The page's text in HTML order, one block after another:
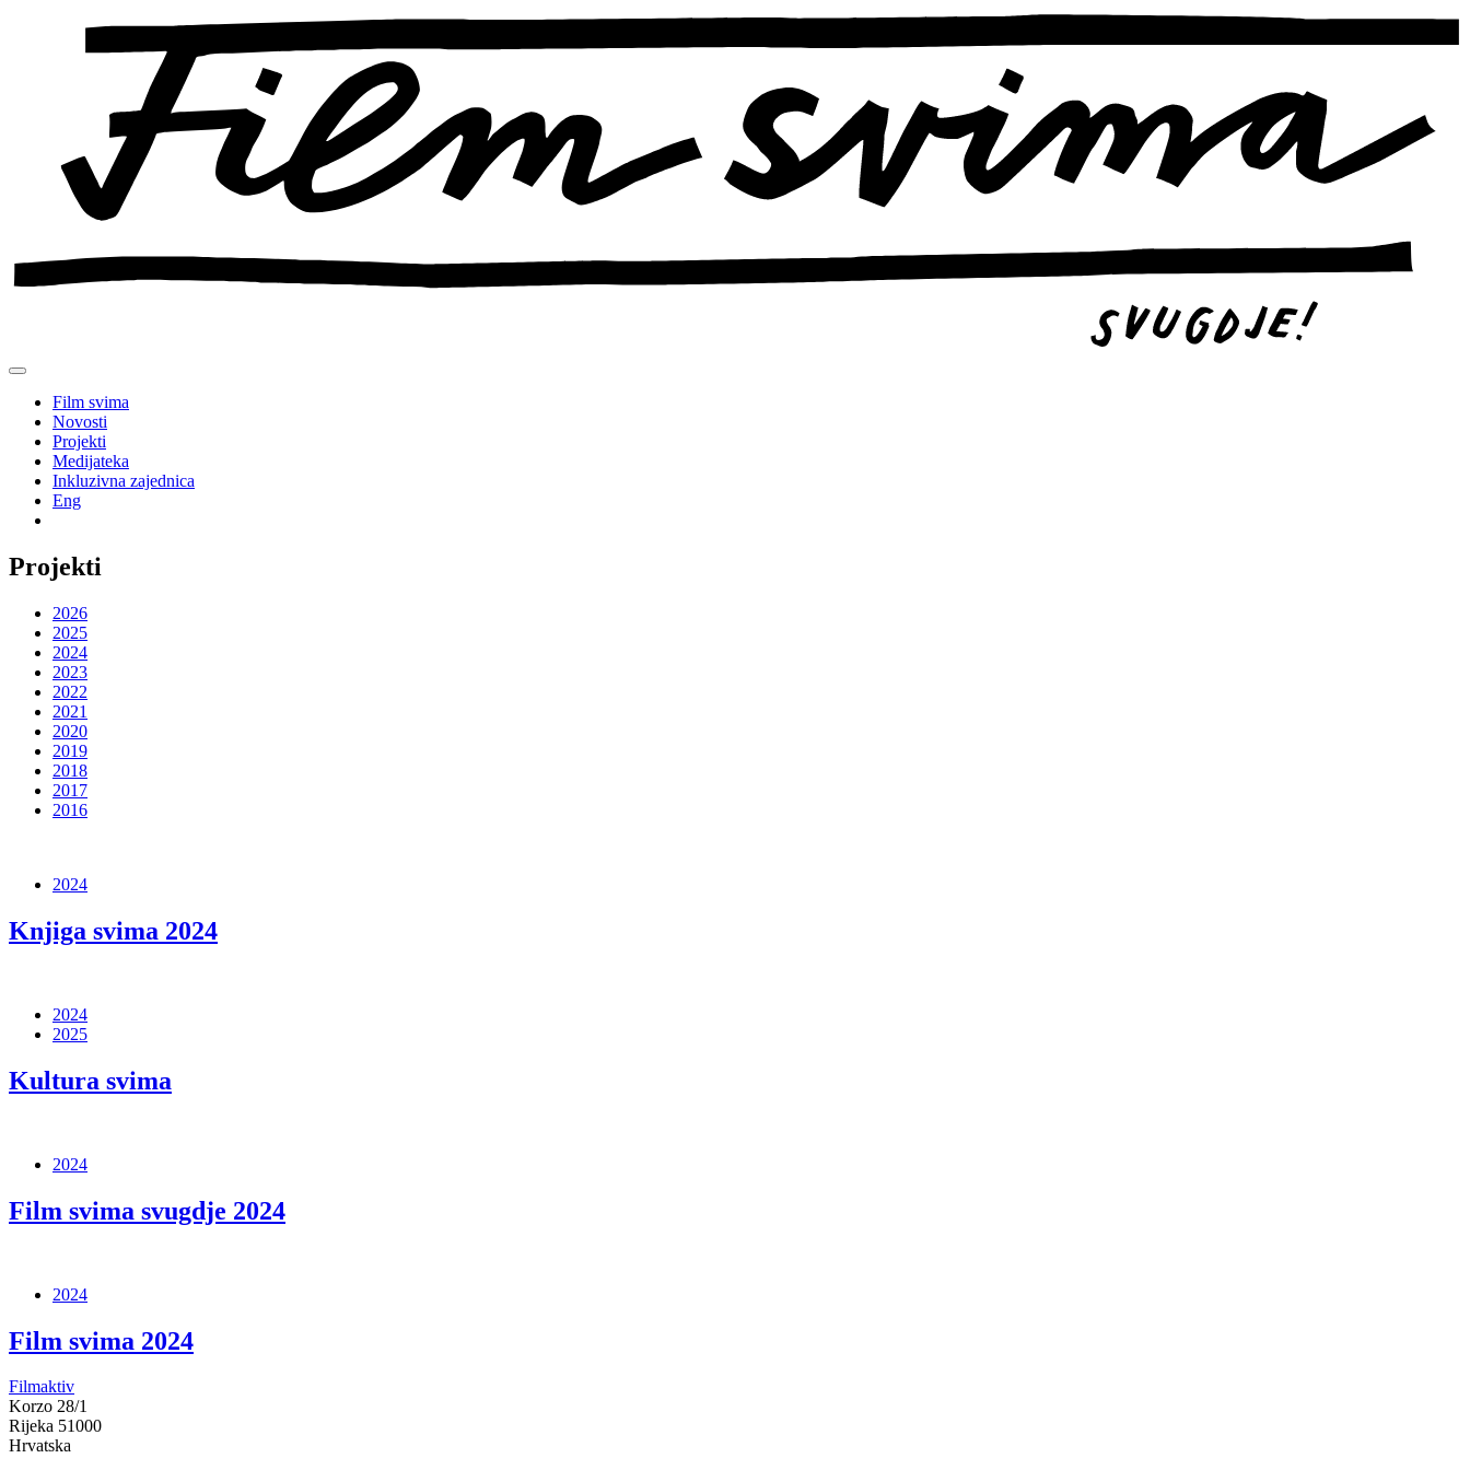
Film svima
Novosti
Projekti
Medijateka
Inkluzivna zajednica
Eng
Projekti
2026
2025
2024
2023
2022
2021
2020
2019
2018
2017
2016
2024
Knjiga svima 2024
2024
2025
Kultura svima
2024
Film svima svugdje 2024
2024
Film svima 2024
Filmaktiv
Korzo 28/1
Rijeka 51000
Hrvatska